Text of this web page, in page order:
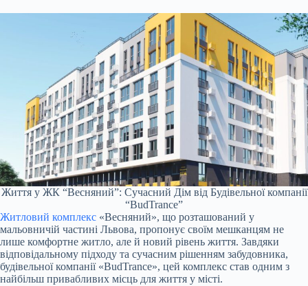
Життя у ЖК “Весняний”: Сучасний Дім від Будівельної компанії
“BudTrance”
Житловий комплекс «Весняний», що розташований у
мальовничій частині Львова, пропонує своїм мешканцям не
лише комфортне житло, але й новий рівень життя. Завдяки
відповідальному підходу та сучасним рішенням забудовника,
будівельної компанії «BudTrance», цей комплекс став одним з
найбільш привабливих місць для життя у місті.